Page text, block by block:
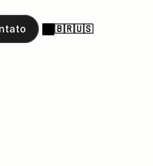
🇧🇷🇺🇸